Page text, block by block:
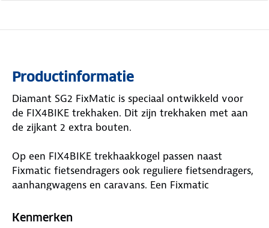
Productinformatie
Diamant SG2 FixMatic is speciaal ontwikkeld voor
de FIX4BIKE trekhaken. Dit zijn trekhaken met aan
de zijkant 2 extra bouten.
Op een FIX4BIKE trekhaakkogel passen naast
Fixmatic fietsendragers ook reguliere fietsendragers,
aanhangwagens en caravans. Een Fixmatic
standaard trekhaakkogel. Een groot pluspunt van
Kenmerken